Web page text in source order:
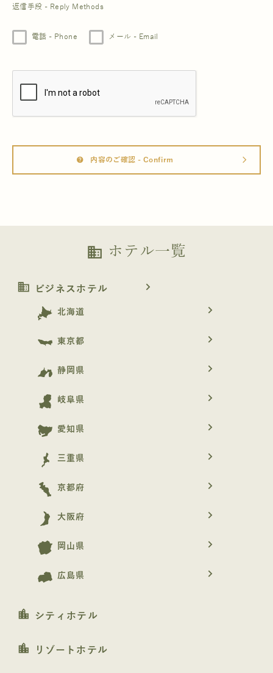
返信手段 - Reply Methods
電話 - Phone メール - Email
help 内容のご確認 - Confirm arrow_forward_ios
business ホテル一覧
business ビジネスホテル navigate_next
北海道 navigate_next
東京都 navigate_next
静岡県 navigate_next
岐阜県 navigate_next
愛知県 navigate_next
三重県 navigate_next
京都府 navigate_next
大阪府 navigate_next
岡山県 navigate_next
広島県 navigate_next
location_city シティホテル
location_city リゾートホテル